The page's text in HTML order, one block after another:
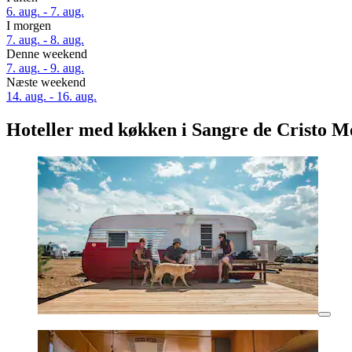
6. aug. - 7. aug.
I morgen
7. aug. - 8. aug.
Denne weekend
7. aug. - 9. aug.
Næste weekend
14. aug. - 16. aug.
Hoteller med køkken i Sangre de Cristo